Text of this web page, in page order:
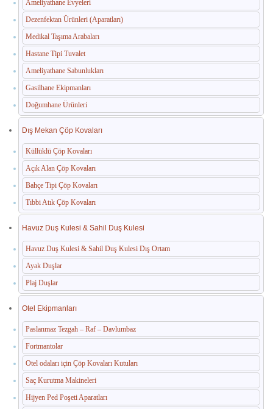
Ameliyathane Evyeleri
Dezenfektan Ürünleri (Aparatları)
Medikal Taşıma Arabaları
Hastane Tipi Tuvalet
Ameliyathane Sabunlukları
Gasilhane Ekipmanları
Doğumhane Ürünleri
Dış Mekan Çöp Kovaları
Küllüklü Çöp Kovaları
Açık Alan Çöp Kovaları
Bahçe Tipi Çöp Kovaları
Tıbbi Atık Çöp Kovaları
Havuz Duş Kulesi & Sahil Duş Kulesi
Havuz Duş Kulesi & Sahil Duş Kulesi Dış Ortam
Ayak Duşlar
Plaj Duşlar
Otel Ekipmanları
Paslanmaz Tezgah – Raf – Davlumbaz
Fortmantolar
Otel odaları için Çöp Kovaları Kutuları
Saç Kurutma Makineleri
Hijyen Ped Poşeti Aparatları